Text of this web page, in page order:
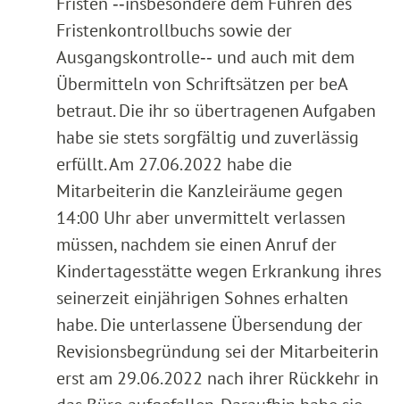
Fristenkontrollbuchs sowie der
Ausgangskontrolle‑‑ und auch mit dem
Übermitteln von Schriftsätzen per beA
betraut. Die ihr so übertragenen Aufgaben
habe sie stets sorgfältig und zuverlässig
erfüllt. Am 27.06.2022 habe die
Mitarbeiterin die Kanzleiräume gegen
14:00 Uhr aber unvermittelt verlassen
müssen, nachdem sie einen Anruf der
Kindertagesstätte wegen Erkrankung ihres
seinerzeit einjährigen Sohnes erhalten
habe. Die unterlassene Übersendung der
Revisionsbegründung sei der Mitarbeiterin
erst am 29.06.2022 nach ihrer Rückkehr in